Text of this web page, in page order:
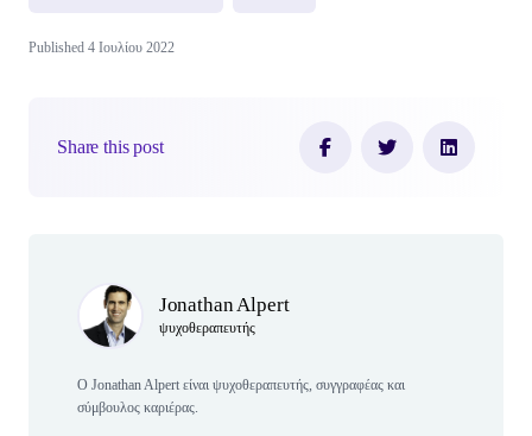
Published 4 Ιουλίου 2022
Share this post
Jonathan Alpert
ψυχοθεραπευτής
Ο Jonathan Alpert είναι ψυχοθεραπευτής, συγγραφέας και
σύμβουλος καριέρας.